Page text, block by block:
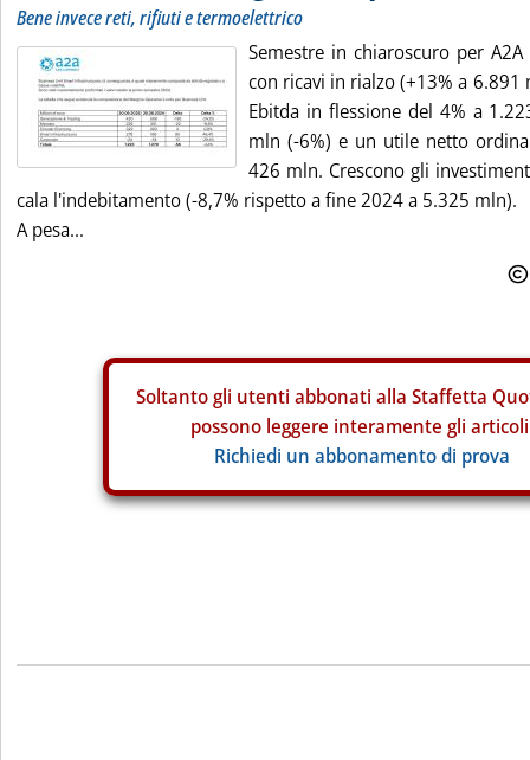
Bene invece reti, rifiuti e termoelettrico
Semestre in chiaroscuro per
con ricavi in rialzo (+13% a
Ebitda in flessione del 4% a
mln (-6%) e un utile netto
426 mln. Crescono gli
cala l'indebitamento (-8,7% rispetto a fine 2024 a 5.325 mln).
A pesa...
Soltanto gli utenti abbonati alla Staffetta
possono leggere interamente gli
Richiedi un abbonamento di prova